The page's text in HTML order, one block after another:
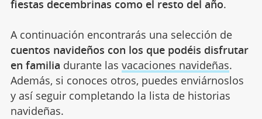
fiestas decembrinas como el resto del año.
A continuación encontrarás una selección de
cuentos navideños con los que podéis disfrutar
en familia durante las vacaciones navideñas.
Además, si conoces otros, puedes enviárnoslos
y así seguir completando la lista de historias
navideñas.